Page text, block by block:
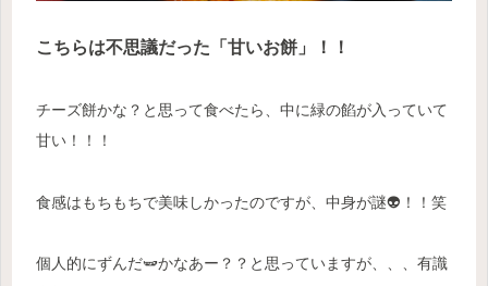
こちらは不思議だった「甘いお餅」！！
チーズ餅かな？と思って食べたら、中に緑の餡が入っていて
甘い！！！
食感はもちもちで美味しかったのですが、中身が謎👽 ！！笑
個人的にずんだ🫛かなあー？？と思っていますが、、、有識